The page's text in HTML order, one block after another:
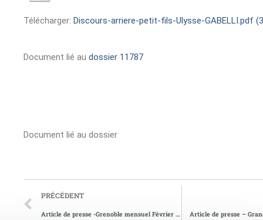
Télécharger: Discours-arriere-petit-fils-Ulysse-GABELLI.pdf
Document lié au dossier 11787
Document lié au dossier
PRÉCÉDENT
Article de presse -Grenoble mensuel Février 1994 Article de presse –